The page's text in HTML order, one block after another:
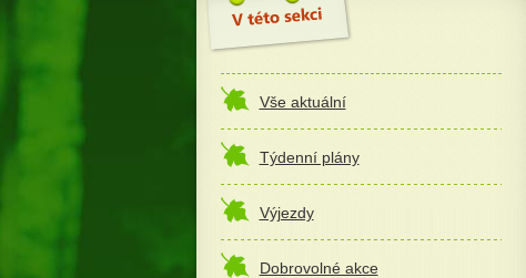
Vše aktuální
Týdenní plány
Výjezdy
Dobrovolné akce